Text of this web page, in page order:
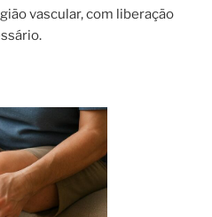
vascular, com liberação